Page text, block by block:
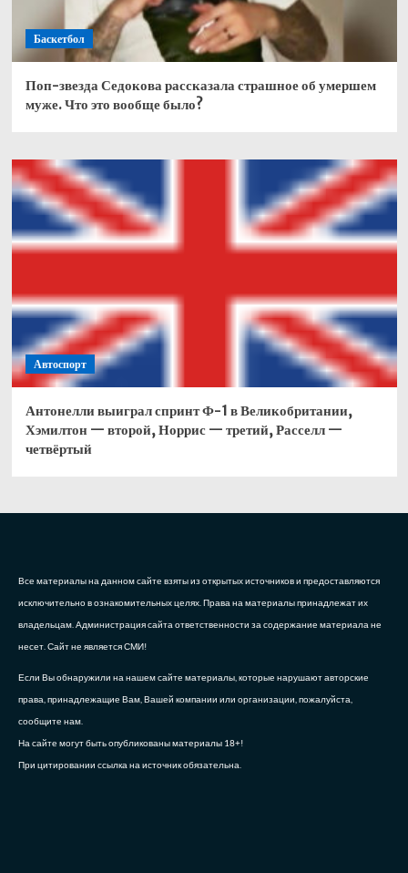
Баскетбол
Поп-звезда Седокова рассказала страшное об умершем
муже. Что это вообще было?
Автоспорт
Антонелли выиграл спринт Ф-1 в Великобритании,
Хэмилтон — второй, Норрис — третий, Расселл —
четвёртый
Все материалы на данном сайте взяты из открытых источников и предоставляются
исключительно в ознакомительных целях. Права на материалы принадлежат их
владельцам. Администрация сайта ответственности за содержание материала не
несет. Сайт не является СМИ!
Если Вы обнаружили на нашем сайте материалы, которые нарушают авторские
права, принадлежащие Вам, Вашей компании или организации, пожалуйста,
сообщите нам.
На сайте могут быть опубликованы материалы 18+!
При цитировании ссылка на источник обязательна.